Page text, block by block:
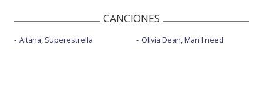
CANCIONES
Aitana, Superestrella Olivia Dean, Man I need